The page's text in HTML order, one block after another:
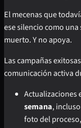
El mecenas que
ese silencio como
muerto. Y no apoya.
Las campañas
comunicación activa
Actualizaciones
semana,
foto del